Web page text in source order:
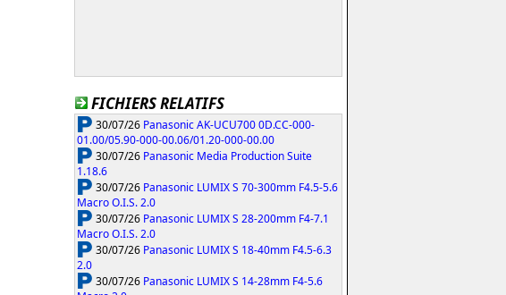
FICHIERS RELATIFS
30/07/26 Panasonic AK-UCU700 0D.CC-000-
01.00/05.90-000-00.06/01.20-000-00.00
30/07/26 Panasonic Media Production Suite
1.18.6
30/07/26 Panasonic LUMIX S 70-300mm F4.5-5.6
Macro O.I.S. 2.0
30/07/26 Panasonic LUMIX S 28-200mm F4-7.1
Macro O.I.S. 2.0
30/07/26 Panasonic LUMIX S 18-40mm F4.5-6.3
2.0
30/07/26 Panasonic LUMIX S 14-28mm F4-5.6